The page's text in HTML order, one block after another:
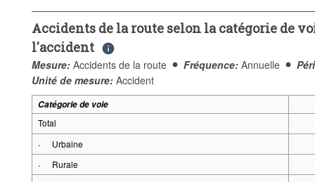
Accidents de la route selon la catégorie de
l'accident
Mesure: Accidents de la route Fréquence: Annuelle
Unité de mesure: Accident
Catégorie de voie
Total
· Urbaine
· Rurale